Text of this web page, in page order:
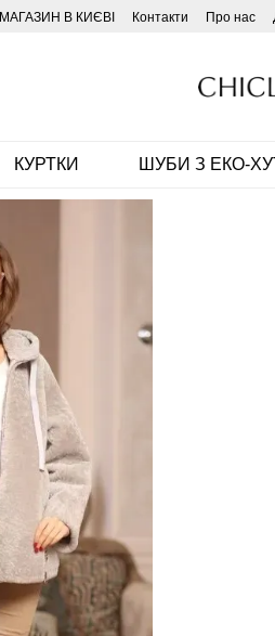
МАГАЗИН В КИЄВІ Контакти Про нас
КУРТКИ ШУБИ З ЕКО-